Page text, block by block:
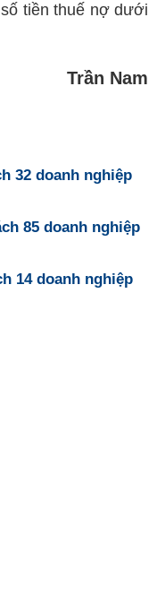
tiền thuế nợ dưới
Trần Nam
32 doanh nghiệp
85 doanh nghiệp
14 doanh nghiệp